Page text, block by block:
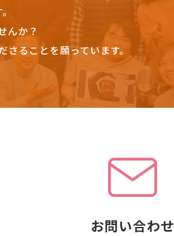
んか？
ることを願っています。
お問い合わせ